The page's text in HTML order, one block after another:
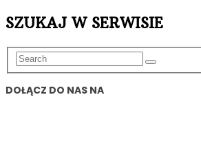
SZUKAJ W SERWISIE
DOŁĄCZ DO NAS NA